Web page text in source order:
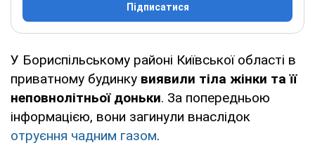
Підписатися
У Бориспільському районі Київської області в
приватному будинку виявили тіла жінки та її
неповнолітньої доньки. За попередньою
інформацією, вони загинули внаслідок
отруєння чадним газом.